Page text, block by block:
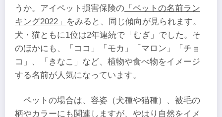
うか。アイペット損害保険の 「ペットの名前ラン
キング2022」
をみると、同じ傾向が見られます。
犬・猫ともに1位は2年連続で「むぎ」でした。そ
のほかにも、「ココ」「モカ」「マロン」「チョ
コ」、「きなこ」など、植物や食べ物をイメージ
する名前が人気になっています。
ペットの場合は、容姿（犬種や猫種）、被毛の
柄やカラーにも関連しますが、やはり自然をイメ